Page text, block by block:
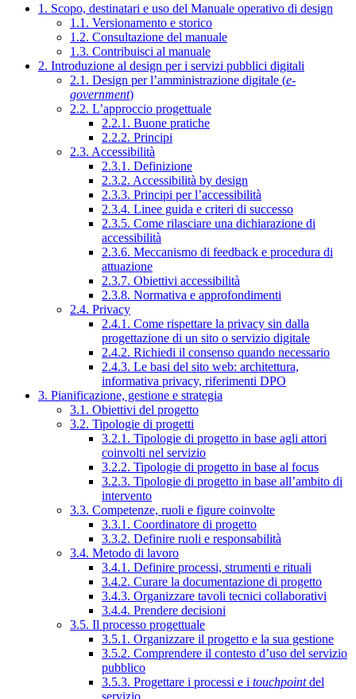
1. Scopo, destinatari e uso del Manuale operativo di design
1.1. Versionamento e storico
1.2. Consultazione del manuale
1.3. Contribuisci al manuale
2. Introduzione al design per i servizi pubblici digitali
2.1. Design per l’amministrazione digitale (e-
government)
2.2. L’approccio progettuale
2.2.1. Buone pratiche
2.2.2. Principi
2.3. Accessibilità
2.3.1. Definizione
2.3.2. Accessibilità by design
2.3.3. Principi per l’accessibilità
2.3.4. Linee guida e criteri di successo
2.3.5. Come rilasciare una dichiarazione di
accessibilità
2.3.6. Meccanismo di feedback e procedura di
attuazione
2.3.7. Obiettivi accessibilità
2.3.8. Normativa e approfondimenti
2.4. Privacy
2.4.1. Come rispettare la privacy sin dalla
progettazione di un sito o servizio digitale
2.4.2. Richiedi il consenso quando necessario
2.4.3. Le basi del sito web: architettura,
informativa privacy, riferimenti DPO
3. Pianificazione, gestione e strategia
3.1. Obiettivi del progetto
3.2. Tipologie di progetti
3.2.1. Tipologie di progetto in base agli attori
coinvolti nel servizio
3.2.2. Tipologie di progetto in base al focus
3.2.3. Tipologie di progetto in base all’ambito di
intervento
3.3. Competenze, ruoli e figure coinvolte
3.3.1. Coordinatore di progetto
3.3.2. Definire ruoli e responsabilità
3.4. Metodo di lavoro
3.4.1. Definire processi, strumenti e rituali
3.4.2. Curare la documentazione di progetto
3.4.3. Organizzare tavoli tecnici collaborativi
3.4.4. Prendere decisioni
3.5. Il processo progettuale
3.5.1. Organizzare il progetto e la sua gestione
3.5.2. Comprendere il contesto d’uso del servizio
pubblico
3.5.3. Progettare i processi e i touchpointdel
servizio